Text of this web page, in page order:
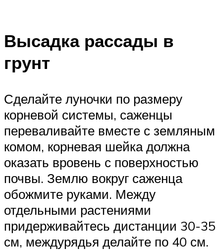
Высадка рассады в
грунт
Сделайте луночки по размеру
корневой системы, саженцы
переваливайте вместе с земляным
комом, корневая шейка должна
оказать вровень с поверхностью
почвы. Землю вокруг саженца
обожмите руками. Между
отдельными растениями
придерживайтесь дистанции 30-35
см, междурядья делайте по 40 см.